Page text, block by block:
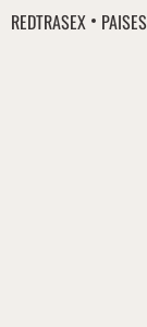
IrREDTRASEX PAISES